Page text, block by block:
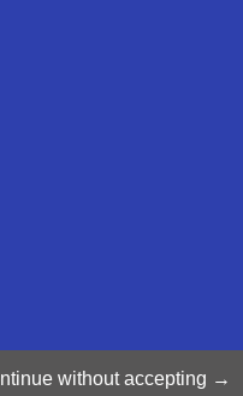
without accepting